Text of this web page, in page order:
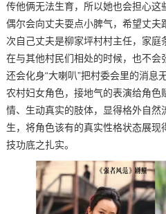
传他俩无法生育，所以她也会担心这
偶尔会向丈夫耍点小脾气，希望丈
次自己丈夫是柳家坪村村主任，家
在与其他村民们相处的时候，也不会
还会化身“大喇叭”把村委会里的消息
农村妇女角色，接地气的表演给角色
情、生动真实的肢体，显得格外自然
生，将角色该有的真实性格状态展
技功底之扎实。